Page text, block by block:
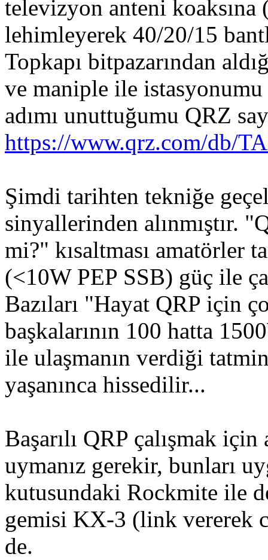
televizyon anteni
lehimleyerek 40/20/15
Topkapı bitpazarından
ve maniple ile
adımı unuttuğumu QRZ
https://www.qrz.com/db/
Şimdi tarihten tekniğe
sinyallerinden alınmıştır.
mi?" kısaltması amatörler
(<10W PEP SSB) güç ile
Bazıları "Hayat QRP için
başkalarının 100 hatta
ile ulaşmanın verdiği
yaşanınca hissedilir...
Başarılı QRP çalışmak
uymanız gerekir, bunları
kutusundaki Rockmite ile
gemisi KX-3 (link vererek
de.